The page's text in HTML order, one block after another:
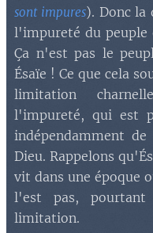
sont impures). Donc la
l'impureté du peuple
Ça n'est pas le
Ésaïe ! Ce que cela
limitation
l'impureté, qui est
indépendamment
Dieu. Rappelons
vit dans une époque
l'est pas,
limitation.